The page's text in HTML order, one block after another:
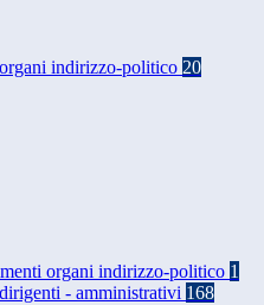
indirizzo-politico 20
organi indirizzo-politico 1
- amministrativi 168